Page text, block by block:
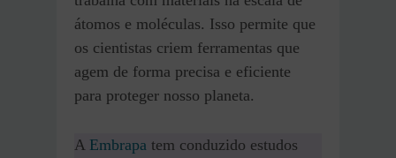
átomos e moléculas. Isso permite que
os cientistas criem ferramentas que
agem de forma precisa e eficiente
para proteger nosso planeta.
A Embrapa tem conduzido estudos